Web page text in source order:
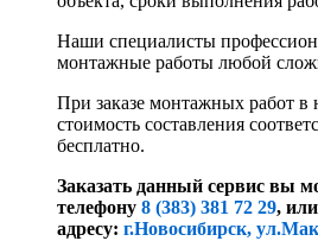
Наши специалисты
монтажные работы любой
При заказе монтажных работ
стоимость составления
бесплатно.
Заказать данный сервис вы
телефону 8 (383) 381 72 29, или
адресу: г.Новосибирск,